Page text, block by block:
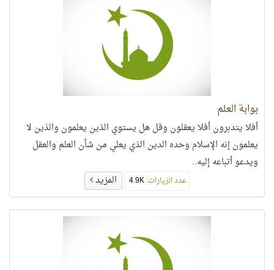
بوابة العلم
أفلا يتدبرون أفلا يعقلون وقل هل يستوي الذين يعلمون والذين لا
يعلمون إنه الإسلام وحده الدين الذي يعلي من شأن العلم والعقل
ويدعو أتباعه إليه..
عدد الزيارات: المزيد